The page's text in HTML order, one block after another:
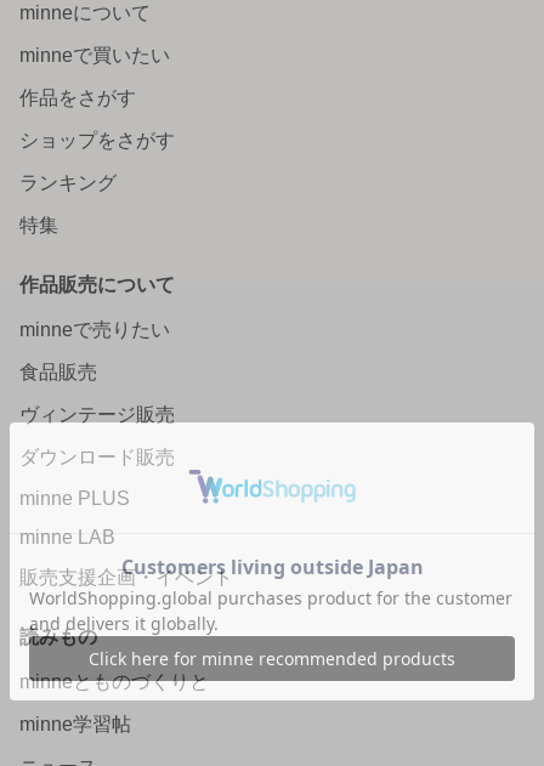
minneについて
minneで買いたい
作品をさがす
ショップをさがす
ランキング
特集
作品販売について
minneで売りたい
食品販売
ヴィンテージ販売
ダウンロード販売
minne PLUS
minne LAB
販売支援企画・イベント
読みもの
minneとものづくりと
minne学習帖